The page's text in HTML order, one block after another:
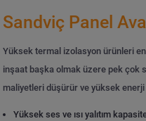
Sandviç Panel
Yüksek termal izolasyon ürünleri
inşaat başka olmak üzere pek çok
maliyetleri düşürür ve yüksek
Yüksek ses ve ısı yalıtım